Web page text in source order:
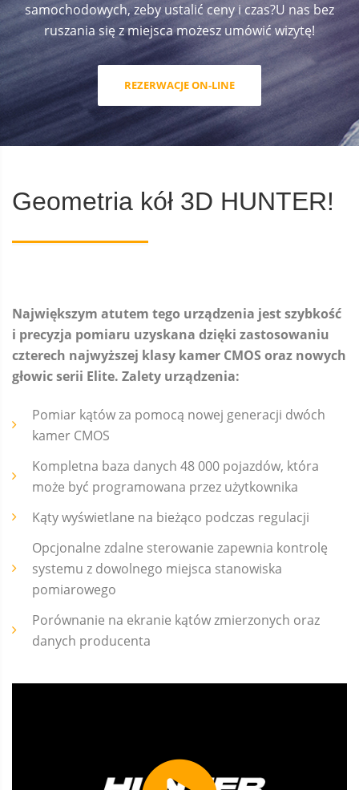
samochodowych, zeby ustalić ceny i czas?U nas bez
ruszania się z miejsca możesz umówić wizytę!
REZERWACJE ON-LINE
Geometria kół 3D HUNTER!
Największym atutem tego urządzenia jest szybkość
i precyzja pomiaru uzyskana dzięki zastosowaniu
czterech najwyższej klasy kamer CMOS oraz nowych
głowic serii Elite. Zalety urządzenia:
Pomiar kątów za pomocą nowej generacji dwóch
kamer CMOS
Kompletna baza danych 48 000 pojazdów, która
może być programowana przez użytkownika
Kąty wyświetlane na bieżąco podczas regulacji
Opcjonalne zdalne sterowanie zapewnia kontrolę
systemu z dowolnego miejsca stanowiska
pomiarowego
Porównanie na ekranie kątów zmierzonych oraz
danych producenta